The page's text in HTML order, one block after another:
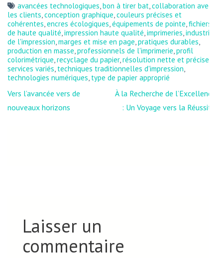
avancées technologiques bon à tirer bat collaboration avec
les clients conception graphique couleurs précises et
cohérentes encres écologiques équipements de pointe fichiers
de haute qualité impression haute qualité imprimeries industrie
de l'impression marges et mise en page pratiques durables
production en masse professionnels de l'imprimerie profil
colorimétrique recyclage du papier, résolution nette et précise
services variés techniques traditionnelles d'impression
technologies numériques type de papier approprié
Navigation
de
Vers l’avancée vers de
nouveaux horizons
À la Recherche de l’Excellence
: Un Voyage vers la Réussite
Laisser un
commentaire